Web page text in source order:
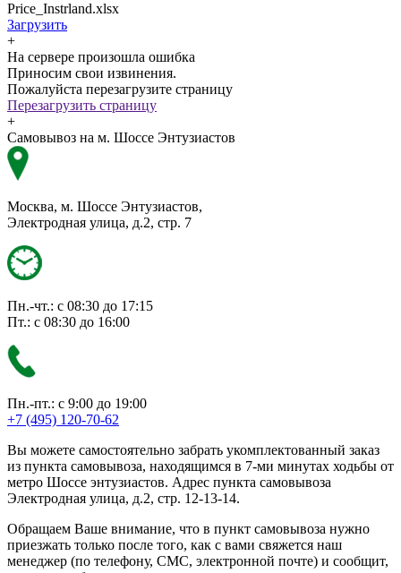
Price_Instrland.xlsx
Загрузить
+
На сервере произошла ошибка
Приносим свои извинения.
Пожалуйста перезагрузите страницу
Перезагрузить страницу
+
Самовывоз на м. Шоссе Энтузиастов
Москва, м. Шоссе Энтузиастов,
Электродная улица, д.2, стр. 7
Пн.-чт.: с 08:30 до 17:15
Пт.: с 08:30 до 16:00
Пн.-пт.: с 9:00 до 19:00
+7 (495) 120-70-62
Вы можете самостоятельно забрать укомплектованный заказ
из пункта самовывоза, находящимся в 7-ми минутах ходьбы от
метро Шоссе энтузиастов. Адрес пункта самовывоза
Электродная улица, д.2, стр. 12-13-14.
Обращаем Ваше внимание, что в пункт самовывоза нужно
приезжать только после того, как с вами свяжется наш
менеджер (по телефону, СМС, электронной почте) и сообщит,